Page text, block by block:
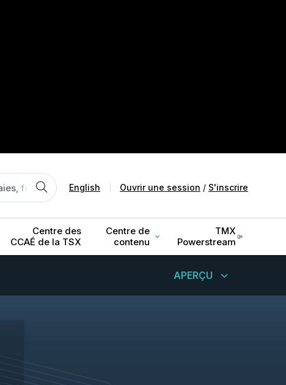
English Ouvrir une session / S'inscrire
Centre des
CCAÉ de la TSX
Centre de
contenu
TMX
Powerstream
APERÇU